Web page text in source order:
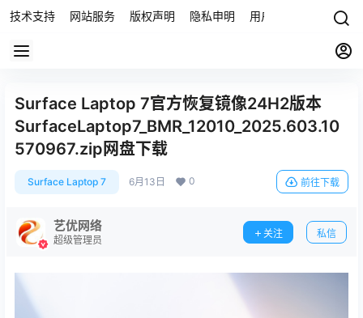
技术支持 网站服务 版权声明 隐私申明 用户协议 联系我们
Surface Laptop 7官方恢复镜像24H2版本
SurfaceLaptop7_BMR_12010_2025.603.10
570967.zip网盘下载
Surface Laptop 7 6月13日 0 前往下载
艺优网络
超级管理员
关注 私信